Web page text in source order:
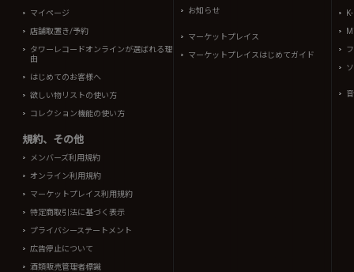
マイページ
店舗取置き/予約
タワーレコードオンラインが選ばれる理
由
はじめてのお客様へ
欲しい物リストの使い方
コレクション機能の使い方
規約、その他
メンバーズ利用規約
オンライン利用規約
マーケットプレイス利用規約
特定商取引法に基づく表示
プライバシーステートメント
広告停止について
酒類販売管理者標識
お知らせ
マーケットプレイス
マーケットプレイスはじめてガイド